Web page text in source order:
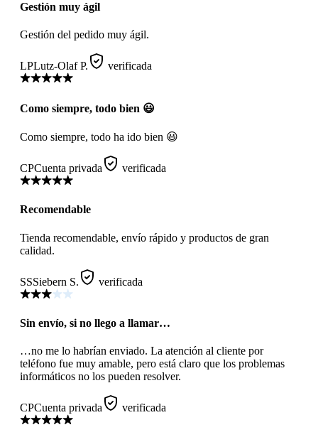
Gestión muy ágil
Gestión del pedido muy ágil.
LPLutz-Olaf P. verificada
Como siempre, todo bien 😃
Como siempre, todo ha ido bien 😃
CPCuenta privada verificada
Recomendable
Tienda recomendable, envío rápido y productos de gran
calidad.
SSSiebern S. verificada
Sin envío, si no llego a llamar…
…no me lo habrían enviado. La atención al cliente por
teléfono fue muy amable, pero está claro que los problemas
informáticos no los pueden resolver.
CPCuenta privada verificada